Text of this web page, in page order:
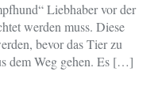
Liebhaber vor der
werden muss. Diese
bevor das Tier zu
dem Weg gehen. Es […]